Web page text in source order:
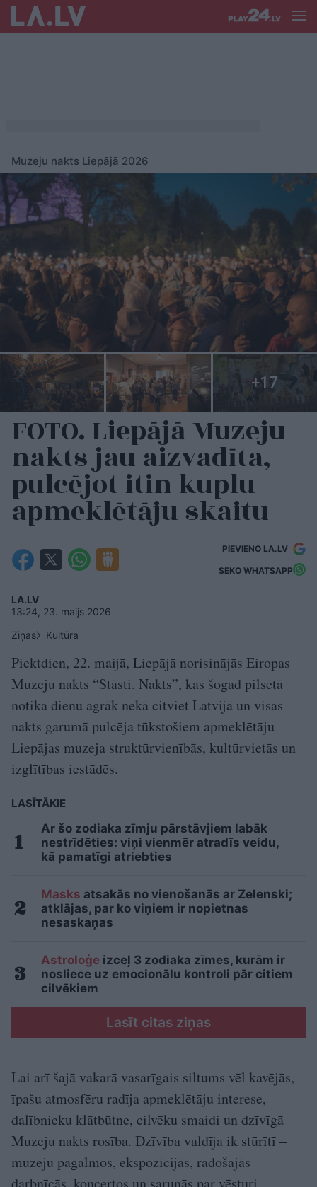
Muzeju nakts Liepājā 2026
FOTO. Liepājā Muzeju
nakts jau aizvadīta,
pulcējot itin kuplu
apmeklētāju skaitu
PIEVIENO LA.LV
SEKO WHATSAPP
LA.LV
13:24, 23. maijs 2026
Ziņas
Kultūra
Piektdien, 22. maijā, Liepājā norisinājās Eiropas
Muzeju nakts “Stāsti. Nakts”, kas šogad pilsētā
notika dienu agrāk nekā citviet Latvijā un visas
nakts garumā pulcēja tūkstošiem apmeklētāju
Liepājas muzeja struktūrvienībās, kultūrvietās un
izglītības iestādēs.
LASĪTĀKIE
Ar šo zodiaka zīmju pārstāvjiem labāk
nestrīdēties: viņi vienmēr atradīs veidu,
kā pamatīgi atriebties
Masks atsakās no vienošanās ar Zelenski;
atklājas, par ko viņiem ir nopietnas
nesaskaņas
Astroloģe izceļ 3 zodiaka zīmes, kurām ir
nosliece uz emocionālu kontroli pār citiem
cilvēkiem
Lasīt citas ziņas
Lai arī šajā vakarā vasarīgais siltums vēl kavējās,
īpašu atmosfēru radīja apmeklētāju interese,
dalībnieku klātbūtne, cilvēku smaidi un dzīvīgā
Muzeju nakts rosība. Dzīvība valdīja ik stūrītī –
muzeju pagalmos, ekspozīcijās, radošajās
darbnīcās, koncertos un sarunās par vēsturi,